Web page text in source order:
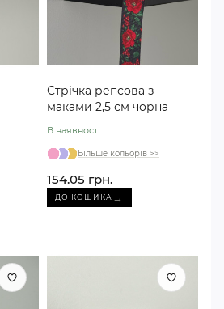
Стрічка репсова з
маками 2,5 см чорна
В наявності
Більше кольорів >>
154.05 грн.
ДО КОШИКА →